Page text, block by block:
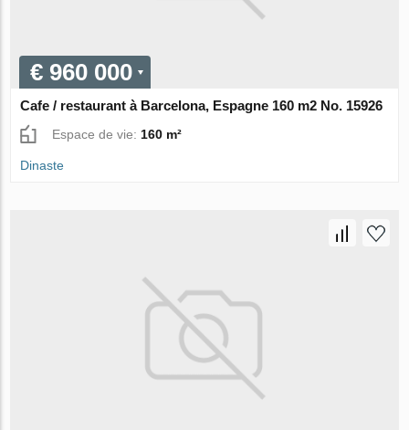
€ 960 000
Cafe / restaurant à Barcelona, Espagne 160 m2 No. 15926
Espace de vie: 160 m²
Dinaste